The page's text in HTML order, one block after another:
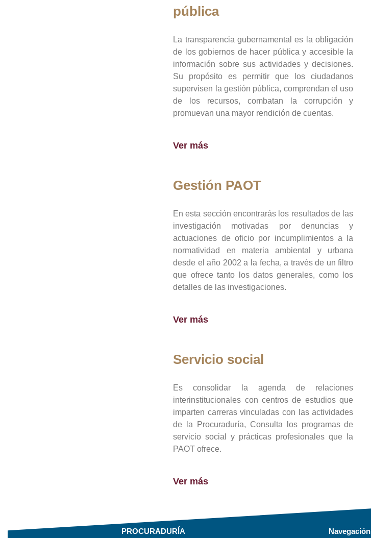
pública
La transparencia gubernamental es la obligación
de los gobiernos de hacer pública y accesible la
información sobre sus actividades y decisiones.
Su propósito es permitir que los ciudadanos
supervisen la gestión pública, comprendan el uso
de los recursos, combatan la corrupción y
promuevan una mayor rendición de cuentas.
Ver más
Gestión PAOT
En esta sección encontrarás los resultados de las
investigación motivadas por denuncias y
actuaciones de oficio por incumplimientos a la
normatividad en materia ambiental y urbana
desde el año 2002 a la fecha, a través de un filtro
que ofrece tanto los datos generales, como los
detalles de las investigaciones.
Ver más
Servicio social
Es consolidar la agenda de relaciones
interinstitucionales con centros de estudios que
imparten carreras vinculadas con las actividades
de la Procuraduría, Consulta los programas de
servicio social y prácticas profesionales que la
PAOT ofrece.
Ver más
PROCURADURÍA Navegación